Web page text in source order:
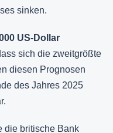
sinken.
US-Dollar
sich die zweitgrößte
diesen Prognosen
des Jahres 2025
die britische Bank